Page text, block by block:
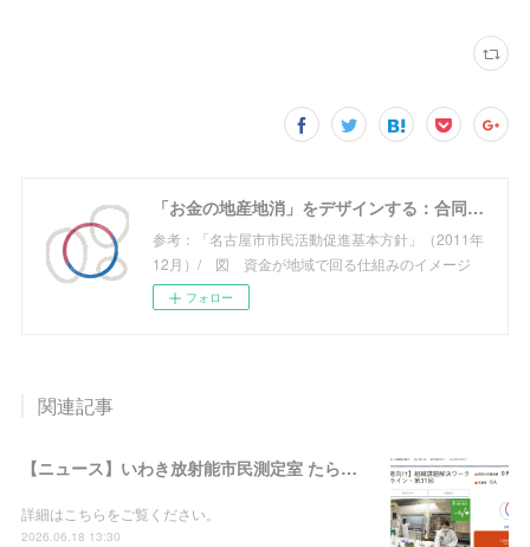
「お金の地産地消」をデザインする：合同会社めぐる
参考：「名古屋市市民活動促進基本方針」（2011年
12月）/ 図 資金が地域で回る仕組みのイメージ
フォロー
関連記事
【ニュース】いわき放射能市民測定室 たらちね：「組織課題解決ワークショップ＠オンライン・第31回」の支援者募集を開始しました
詳細はこちらをご覧ください。
2026.06.18 13:30